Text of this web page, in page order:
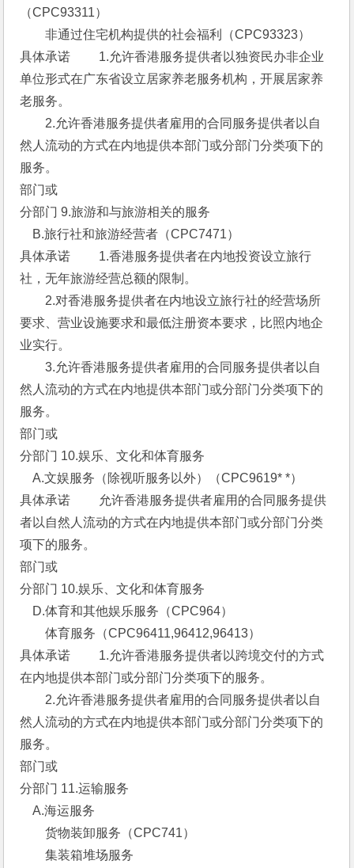
（CPC93311）
非通过住宅机构提供的社会福利（CPC93323）
具体承诺 　　1.允许香港服务提供者以独资民办非企业
单位形式在广东省设立居家养老服务机构，开展居家养
老服务。
2.允许香港服务提供者雇用的合同服务提供者以自
然人流动的方式在内地提供本部门或分部门分类项下的
服务。
部门或
分部门 9.旅游和与旅游相关的服务
B.旅行社和旅游经营者（CPC7471）
具体承诺 　　1.香港服务提供者在内地投资设立旅行
社，无年旅游经营总额的限制。
2.对香港服务提供者在内地设立旅行社的经营场所
要求、营业设施要求和最低注册资本要求，比照内地企
业实行。
3.允许香港服务提供者雇用的合同服务提供者以自
然人流动的方式在内地提供本部门或分部门分类项下的
服务。
部门或
分部门 10.娱乐、文化和体育服务
A.文娱服务（除视听服务以外）（CPC9619* *）
具体承诺 　　允许香港服务提供者雇用的合同服务提供
者以自然人流动的方式在内地提供本部门或分部门分类
项下的服务。
部门或
分部门 10.娱乐、文化和体育服务
D.体育和其他娱乐服务（CPC964）
体育服务（CPC96411,96412,96413）
具体承诺 　　1.允许香港服务提供者以跨境交付的方式
在内地提供本部门或分部门分类项下的服务。
2.允许香港服务提供者雇用的合同服务提供者以自
然人流动的方式在内地提供本部门或分部门分类项下的
服务。
部门或
分部门 11.运输服务
A.海运服务
货物装卸服务（CPC741）
集装箱堆场服务